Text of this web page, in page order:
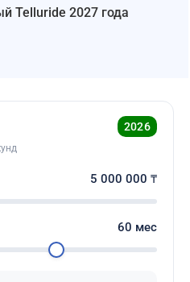
Telluride 2027 года
2026
5 000 000 ₸
60 мес